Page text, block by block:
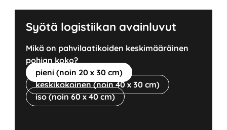
Syötä logistiikan avainluvut
Mikä on pahvilaatikoiden keskimääräinen
pohjan koko?
pieni (noin 20 x 30 cm)
keskikokoinen (noin 40 x 30 cm)
iso (noin 60 x 40 cm)